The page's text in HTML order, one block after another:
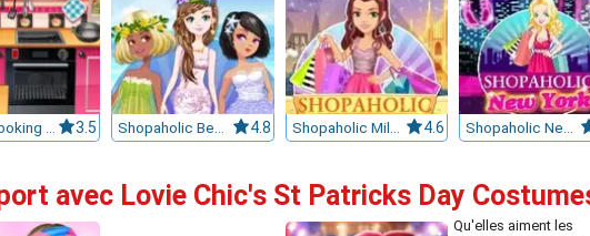
Sara's Cooking Class : Chocolate Cupcakes 3.5 Shopaholic Beach Models 4.8 Shopaholic Milan 4.6 Shopaholic New York
avec Lovie Chic's St Patricks Day
Qu'elles aiment les